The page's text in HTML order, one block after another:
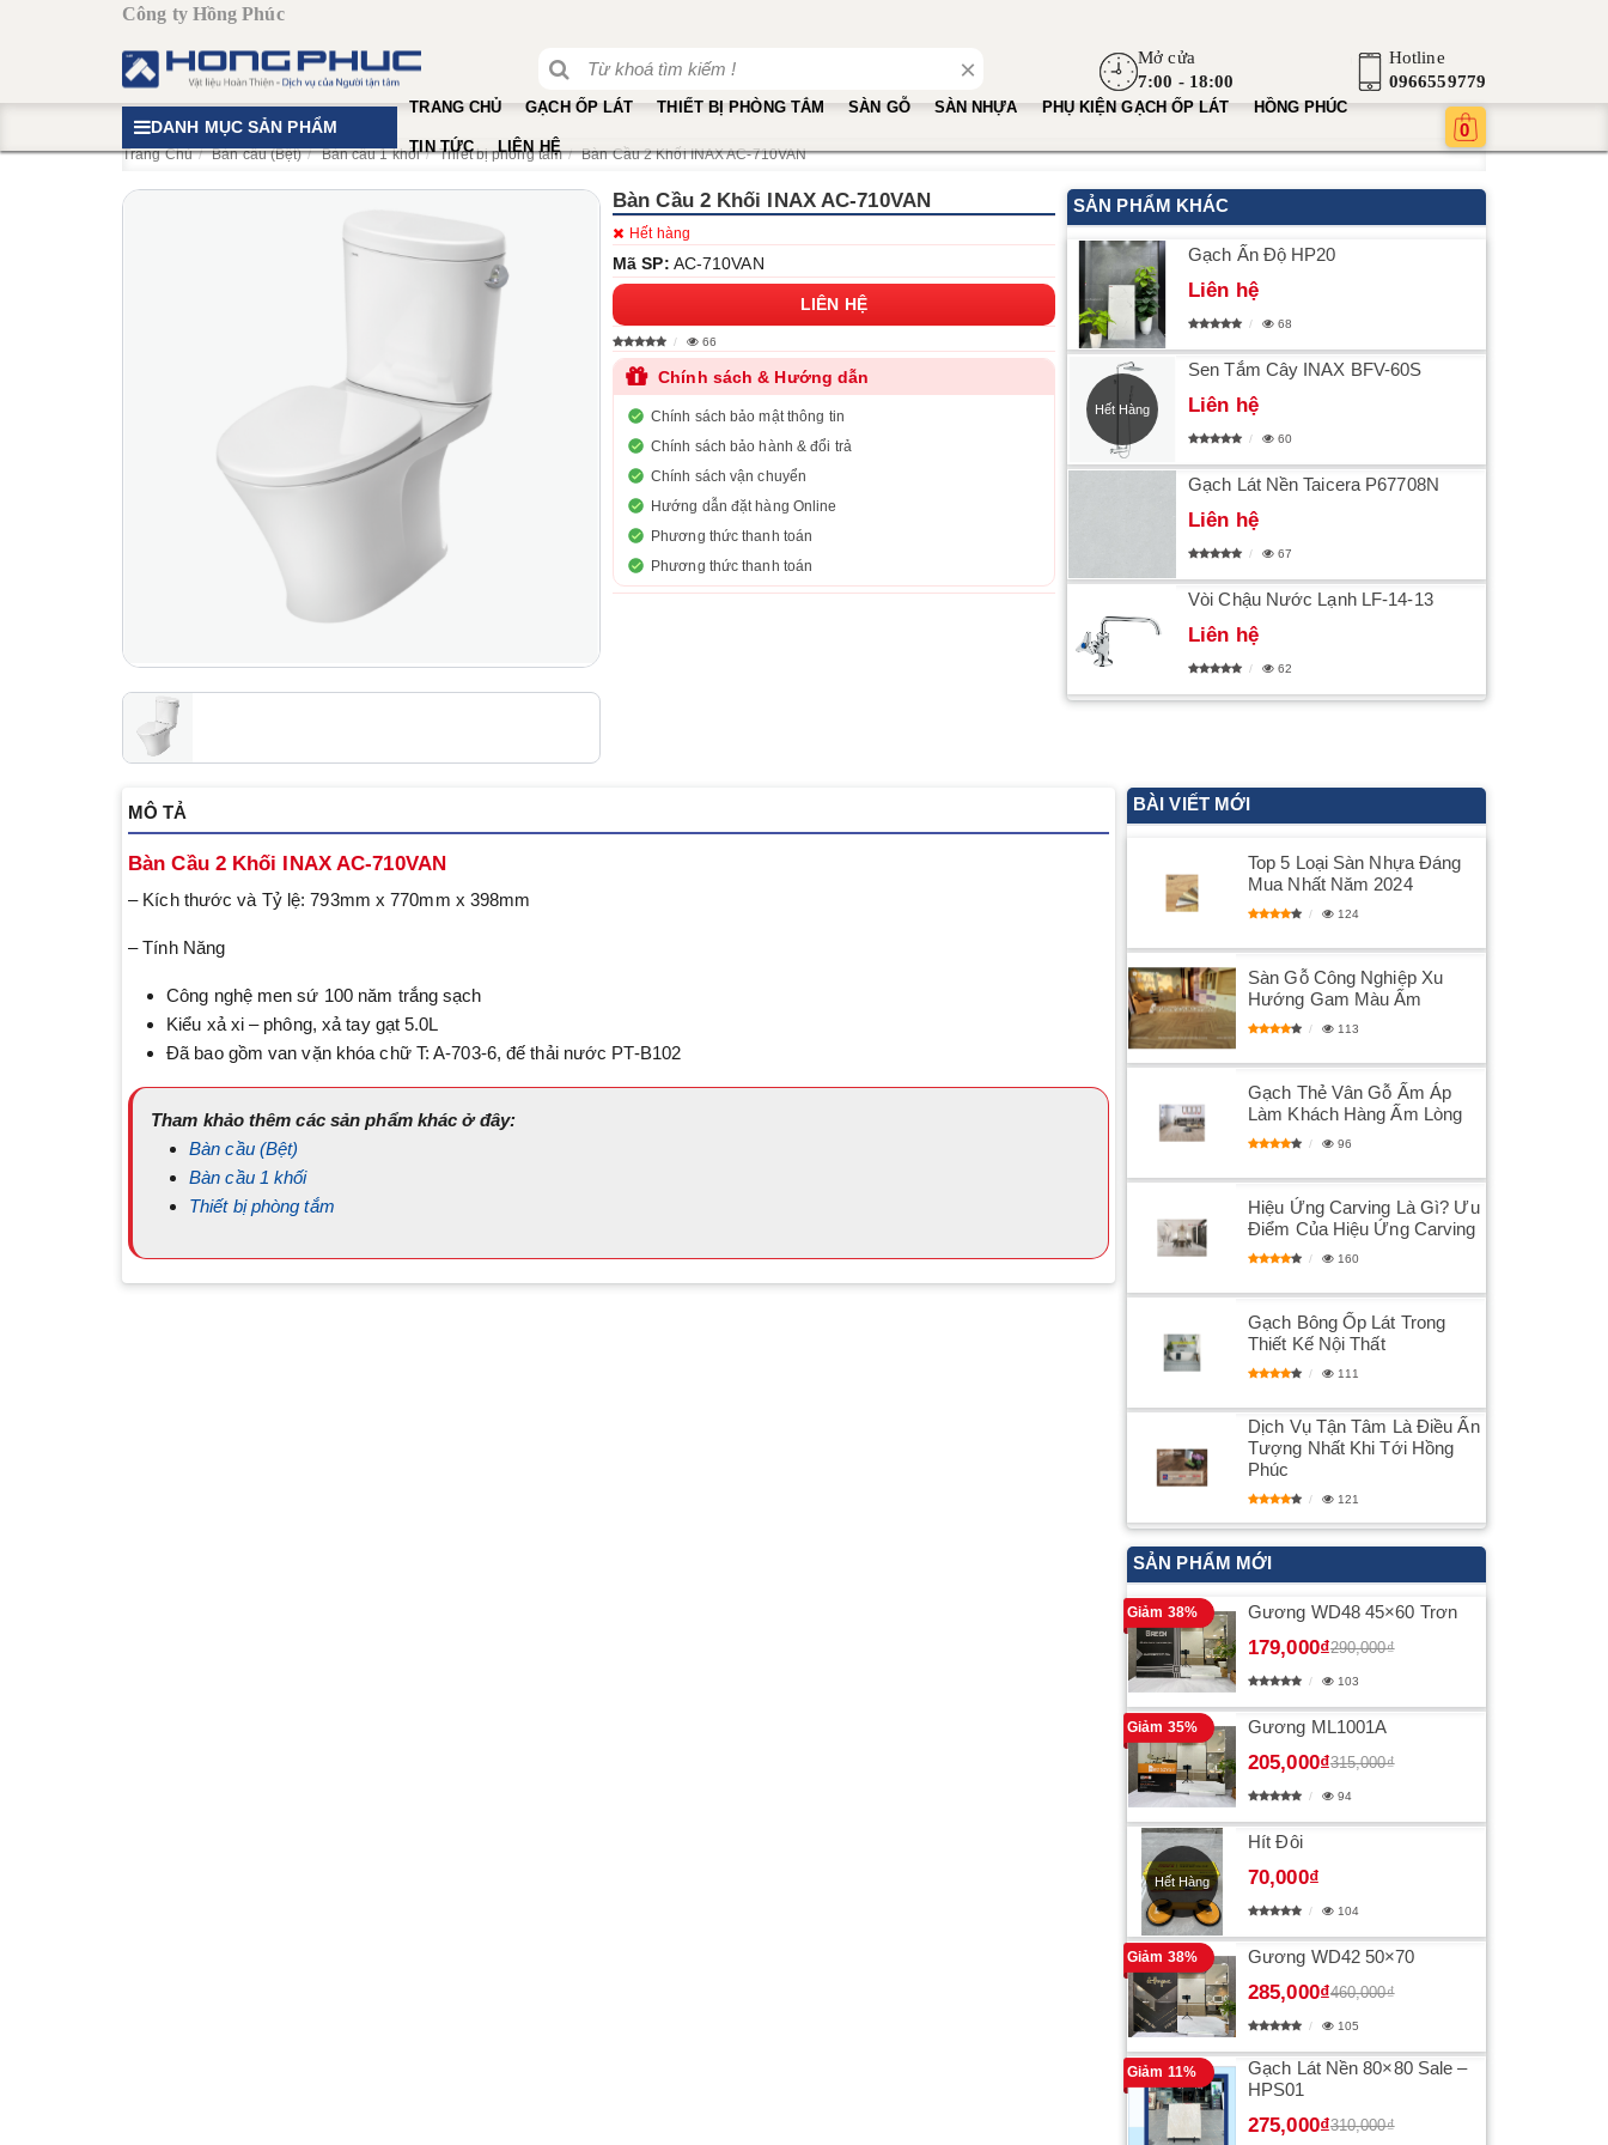
Công ty Hồng Phúc
×
Mở cửa
7:00 - 18:00
Hotline
0966559779
DANH MỤC SẢN PHẨM
TRANG CHỦ GẠCH ỐP LÁT THIẾT BỊ PHÒNG TẮM SÀN GỖ SÀN NHỰA PHỤ KIỆN GẠCH ỐP LÁT HỒNG PHÚC
TIN TỨC LIÊN HỆ
0
Trang Chủ Bàn cầu (Bệt) Bàn cầu 1 khối Thiết bị phòng tắm Bàn Cầu 2 Khối INAX AC-710VAN
Bàn Cầu 2 Khối INAX AC-710VAN
Hết hàng
Mã SP: AC-710VAN
LIÊN HỆ
66
Chính sách & Hướng dẫn
Chính sách bảo mật thông tin
Chính sách bảo hành & đổi trả
Chính sách vận chuyển
Hướng dẫn đặt hàng Online
Phương thức thanh toán
Phương thức thanh toán
SẢN PHẨM KHÁC
Gạch Ấn Độ HP20
Liên hệ
68
Sen Tắm Cây INAX BFV-60S
Liên hệ
Hết Hàng
60
Gạch Lát Nền Taicera P67708N
Liên hệ
67
Vòi Chậu Nước Lạnh LF-14-13
Liên hệ
62
MÔ TẢ
Bàn Cầu 2 Khối INAX AC-710VAN
– Kích thước và Tỷ lệ: 793mm x 770mm x 398mm
– Tính Năng
Công nghệ men sứ 100 năm trắng sạch
Kiểu xả xi – phông, xả tay gạt 5.0L
Đã bao gồm van vặn khóa chữ T: A-703-6, đế thải nước PT-B102
Tham khảo thêm các sản phẩm khác ở đây:
Bàn cầu (Bệt)
Bàn cầu 1 khối
Thiết bị phòng tắm
BÀI VIẾT MỚI
Top 5 Loại Sàn Nhựa Đáng
Mua Nhất Năm 2024
124
Sàn Gỗ Công Nghiệp Xu
Hướng Gam Màu Ấm
113
Gạch Thẻ Vân Gỗ Ấm Áp
Làm Khách Hàng Ấm Lòng
96
Hiệu Ứng Carving Là Gì? Ưu
Điểm Của Hiệu Ứng Carving
160
Gạch Bông Ốp Lát Trong
Thiết Kế Nội Thất
111
Dịch Vụ Tận Tâm Là Điều Ấn
Tượng Nhất Khi Tới Hồng
Phúc
121
SẢN PHẨM MỚI
Gương WD48 45×60 Trơn
179,000₫290,000₫
Giảm 38%
103
Gương ML1001A
205,000₫315,000₫
Giảm 35%
94
Hít Đôi
70,000₫
Hết Hàng
104
Gương WD42 50×70
285,000₫460,000₫
Giảm 38%
105
Gạch Lát Nền 80×80 Sale –
HPS01
275,000₫310,000₫
Giảm 11%